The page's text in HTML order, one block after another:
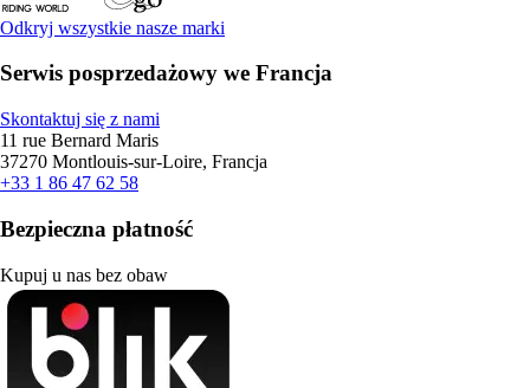
Odkryj wszystkie nasze marki
Serwis posprzedażowy we Francja
Skontaktuj się z nami
11 rue Bernard Maris
37270 Montlouis-sur-Loire, Francja
+33 1 86 47 62 58
Bezpieczna płatność
Kupuj u nas bez obaw